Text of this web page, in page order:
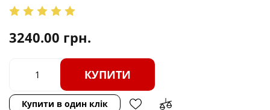
3240.00 грн.
КУПИТИ
Купити в один клік